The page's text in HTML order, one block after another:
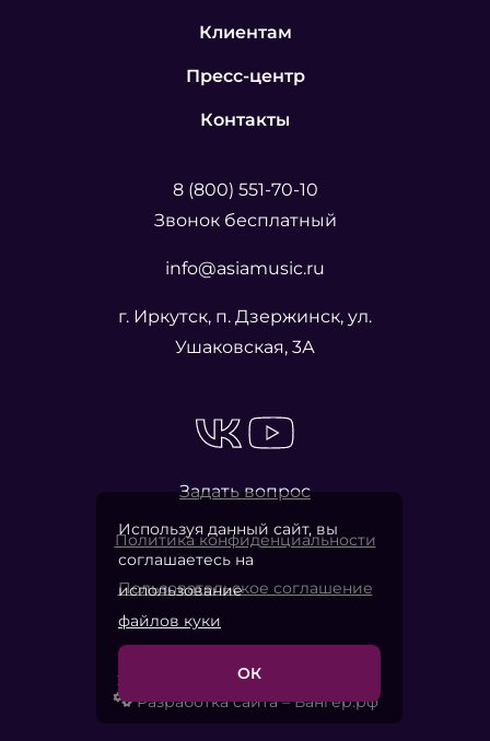
Клиентам
Пресс-центр
Контакты
8 (800) 551-70-10
Звонок бесплатный
info@asiamusic.ru
г. Иркутск, п. Дзержинск, ул.
Ушаковская, 3А
Задать вопрос
Политика конфиденциальности
Пользовательское соглашение
2026 © «Азия Мьюзик Компани»
Разработка сайта – Вангер.рф
Используя данный сайт, вы
соглашаетесь на
использование
файлов куки
ОК